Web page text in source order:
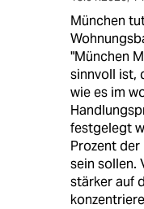
München
"München
sinnvoll ist,
wie es im
festgelegt
Prozent
sein sollen.
stärker auf